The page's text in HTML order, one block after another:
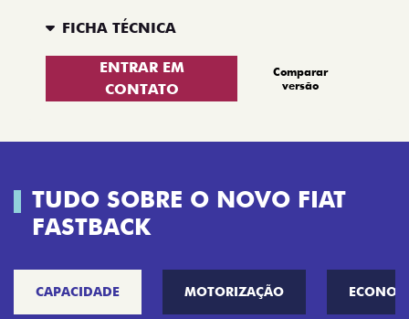
FICHA TÉCNICA
ENTRAR EM
CONTATO
Comparar
versão
TUDO SOBRE O NOVO FIAT
FASTBACK
CAPACIDADE MOTORIZAÇÃO